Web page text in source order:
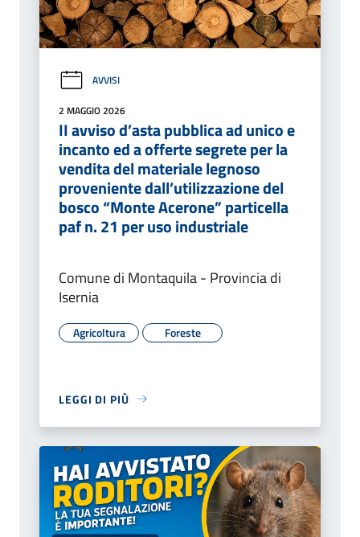
AVVISI
2 MAGGIO 2026
II avviso d’asta pubblica ad unico e
incanto ed a offerte segrete per la
vendita del materiale legnoso
proveniente dall’utilizzazione del
bosco “Monte Acerone” particella
paf n. 21 per uso industriale
Comune di Montaquila - Provincia di
Isernia
Agricoltura Foreste
LEGGI DI PIÙ